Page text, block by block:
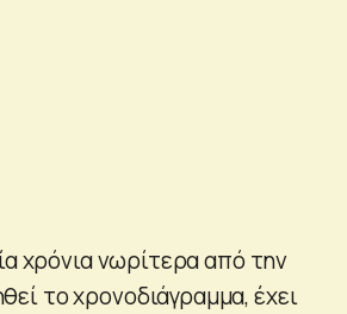
χρόνια νωρίτερα από την
το χρονοδιάγραμμα, έχει